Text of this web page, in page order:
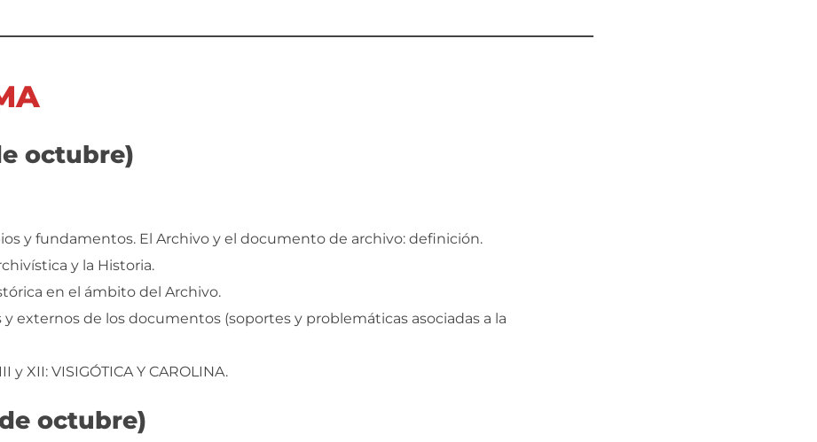
octubre)
y fundamentos. El Archivo y el documento de archivo: definición.
y la Historia.
en el ámbito del Archivo.
y externos de los documentos (soportes y problemáticas asociadas a la
y XII: VISIGÓTICA Y CAROLINA.
de octubre)